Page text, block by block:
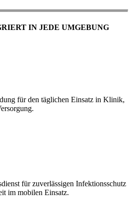
IN JEDE UMGEBUNG
für den täglichen Einsatz in Klinik,
für zuverlässigen Infektionsschutz
im mobilen Einsatz.